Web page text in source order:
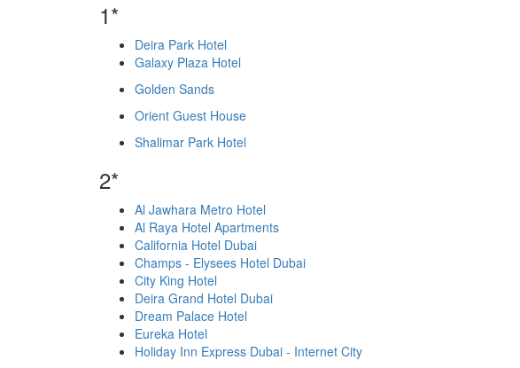
1*
Deira Park Hotel
Galaxy Plaza Hotel
Golden Sands
Orient Guest House
Shalimar Park Hotel
2*
Al Jawhara Metro Hotel
Al Raya Hotel Apartments
California Hotel Dubai
Champs - Elysees Hotel Dubai
City King Hotel
Deira Grand Hotel Dubai
Dream Palace Hotel
Eureka Hotel
Holiday Inn Express Dubai - Internet City